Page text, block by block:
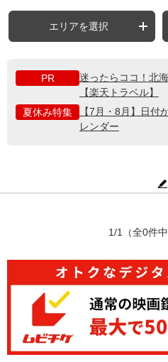
エリアを選択
PR
迷ったらココ！北
【楽天トラベル】
夏休み特集
【7月・8月】日付
レンダー
1/1 （全0件